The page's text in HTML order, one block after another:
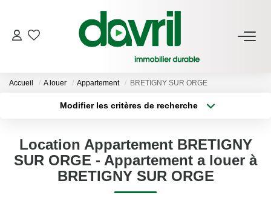
NOS BIENS
Gérés À Vendre
GESTION LOCATIVE
ESTIMATION LOCATIVE
Accueil A louer Appartement BRETIGNY SUR ORGE
Modifier les critères de recherche
Sélectionnez...
Type de bien
Surface min
Location Appartement BRETIGNY
SUR ORGE - Appartement a louer à
BRETIGNY SUR ORGE